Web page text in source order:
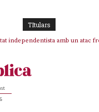
TItulars
independentista amb un atac
la transparència del seu retorn